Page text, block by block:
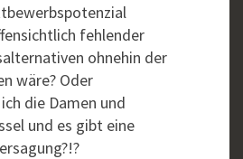
fehlender
ohnehin der
wäre? Oder
die Damen und
und es gibt eine